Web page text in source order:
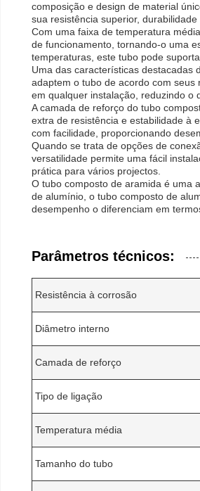
composição e design de material
sua resistência superior,
Com uma faixa de temperatura
de funcionamento, tornando-o uma
temperaturas, este tubo pode
Uma das características destacadas
adaptem o tubo de acordo com
em qualquer instalação, reduzindo o
A camada de reforço do tubo
extra de resistência e estabilidade à
com facilidade, proporcionando
Quando se trata de opções de
versatilidade permite uma fácil
prática para vários projectos.
O tubo composto de aramida é uma
de alumínio, o tubo composto de
desempenho o diferenciam em
Parâmetros técnicos:
Resistência à corrosão
Diâmetro interno
Camada de reforço
Tipo de ligação
Temperatura média
Tamanho do tubo